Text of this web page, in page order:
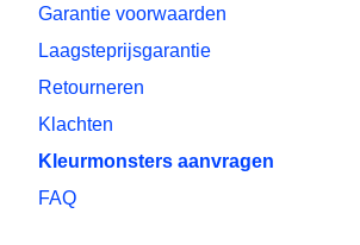
Garantie voorwaarden
Laagsteprijsgarantie
Retourneren
Klachten
Kleurmonsters aanvragen
FAQ